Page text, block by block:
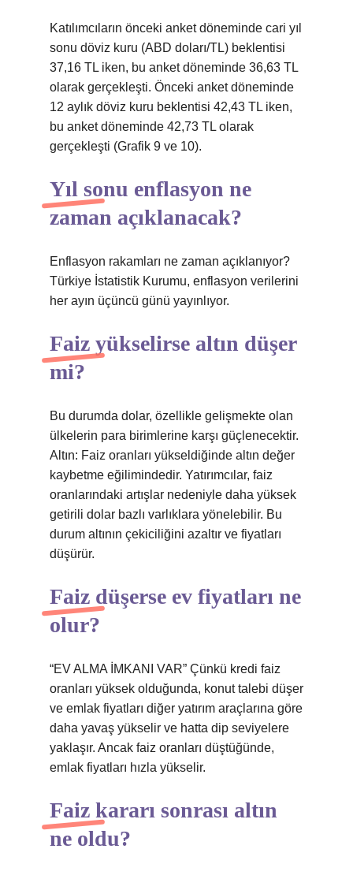
Katılımcıların önceki anket döneminde cari yıl
sonu döviz kuru (ABD doları/TL) beklentisi
37,16 TL iken, bu anket döneminde 36,63 TL
olarak gerçekleşti. Önceki anket döneminde
12 aylık döviz kuru beklentisi 42,43 TL iken,
bu anket döneminde 42,73 TL olarak
gerçekleşti (Grafik 9 ve 10).
Yıl sonu enflasyon ne
zaman açıklanacak?
Enflasyon rakamları ne zaman açıklanıyor?
Türkiye İstatistik Kurumu, enflasyon verilerini
her ayın üçüncü günü yayınlıyor.
Faiz yükselirse altın düşer
mi?
Bu durumda dolar, özellikle gelişmekte olan
ülkelerin para birimlerine karşı güçlenecektir.
Altın: Faiz oranları yükseldiğinde altın değer
kaybetme eğilimindedir. Yatırımcılar, faiz
oranlarındaki artışlar nedeniyle daha yüksek
getirili dolar bazlı varlıklara yönelebilir. Bu
durum altının çekiciliğini azaltır ve fiyatları
düşürür.
Faiz düşerse ev fiyatları ne
olur?
“EV ALMA İMKANI VAR” Çünkü kredi faiz
oranları yüksek olduğunda, konut talebi düşer
ve emlak fiyatları diğer yatırım araçlarına göre
daha yavaş yükselir ve hatta dip seviyelere
yaklaşır. Ancak faiz oranları düştüğünde,
emlak fiyatları hızla yükselir.
Faiz kararı sonrası altın
ne oldu?